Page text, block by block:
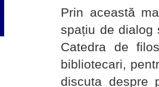
Prin această
spațiu de dialog
Catedra de
bibliotecari,
discuta despre